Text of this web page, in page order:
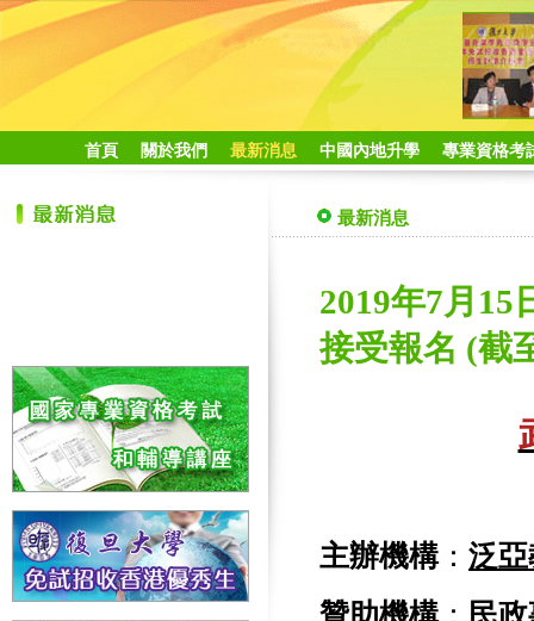
首頁 關於我們 最新消息 中國內地升學 專業資格考
最新消息
2019年7月15
接受報名 (截
主辦機構： 泛
贊助機構： 民